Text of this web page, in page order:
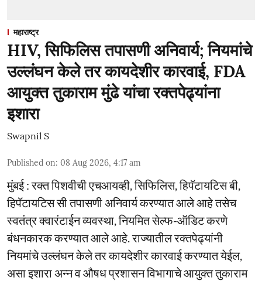
महाराष्ट्र
HIV, सिफिलिस तपासणी अनिवार्य; नियमांचे
उल्लंघन केले तर कायदेशीर कारवाई, FDA
आयुक्त तुकाराम मुंढे यांचा रक्तपेढ्यांना
इशारा
Swapnil S
Published on: 08 Aug 2026, 4:17 am
मुंबई : रक्त पिशवीची एचआयव्ही, सिफिलिस, हिपॅटायटिस बी,
हिपॅटायटिस सी तपासणी अनिवार्य करण्यात आले आहे तसेच
स्वतंत्र क्वारंटाईन व्यवस्था, नियमित सेल्फ-ऑडिट करणे
बंधनकारक करण्यात आले आहे. राज्यातील रक्तपेढ्यांनी
नियमांचे उल्लंघन केले तर कायदेशीर कारवाई करण्यात येईल,
असा इशारा अन्न व औषध प्रशासन विभागाचे आयुक्त तुकाराम